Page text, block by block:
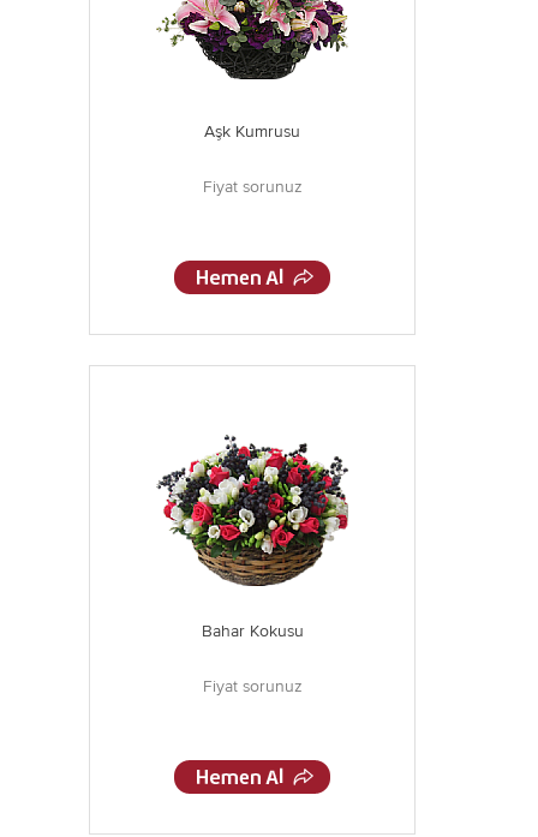
Aşk Kumrusu
Fiyat sorunuz
Bahar Kokusu
Fiyat sorunuz